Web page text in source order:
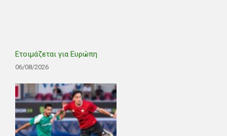
Ετοιμάζεται για Ευρώπη
06/08/2026